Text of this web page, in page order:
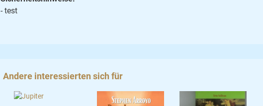
- test
Andere interessierten sich für